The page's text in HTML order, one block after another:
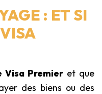
: ET SI
Visa Premier et que
des biens ou des